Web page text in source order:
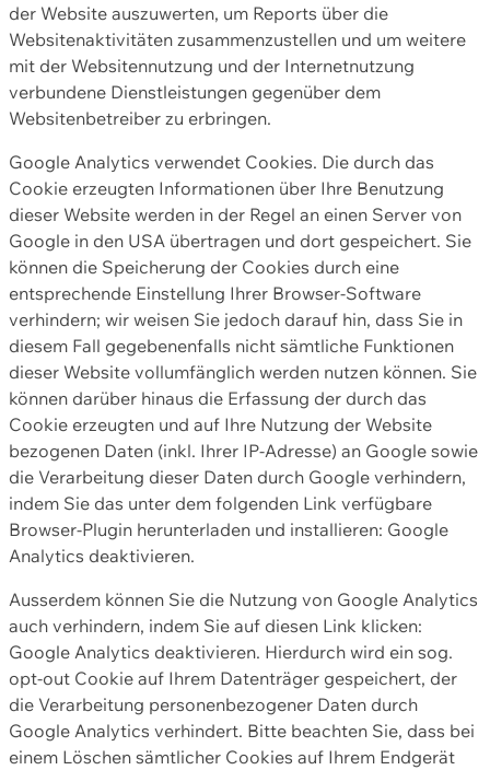
der Website auszuwerten, um Reports über die
Websitenaktivitäten zusammenzustellen und um weitere
mit der Websitennutzung und der Internetnutzung
verbundene Dienstleistungen gegenüber dem
Websitenbetreiber zu erbringen.
Google Analytics verwendet Cookies. Die durch das
Cookie erzeugten Informationen über Ihre Benutzung
dieser Website werden in der Regel an einen Server von
Google in den USA übertragen und dort gespeichert. Sie
können die Speicherung der Cookies durch eine
entsprechende Einstellung Ihrer Browser-Software
verhindern; wir weisen Sie jedoch darauf hin, dass Sie in
diesem Fall gegebenenfalls nicht sämtliche Funktionen
dieser Website vollumfänglich werden nutzen können. Sie
können darüber hinaus die Erfassung der durch das
Cookie erzeugten und auf Ihre Nutzung der Website
bezogenen Daten (inkl. Ihrer IP-Adresse) an Google sowie
die Verarbeitung dieser Daten durch Google verhindern,
indem Sie das unter dem folgenden Link verfügbare
Browser-Plugin herunterladen und installieren: Google
Analytics deaktivieren.
Ausserdem können Sie die Nutzung von Google Analytics
auch verhindern, indem Sie auf diesen Link klicken:
Google Analytics deaktivieren. Hierdurch wird ein sog.
opt-out Cookie auf Ihrem Datenträger gespeichert, der
die Verarbeitung personenbezogener Daten durch
Google Analytics verhindert. Bitte beachten Sie, dass bei
einem Löschen sämtlicher Cookies auf Ihrem Endgerät